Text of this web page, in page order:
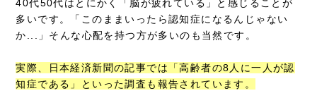
40代50代はとにかく「脳が疲れている」と感じることが
多いです。「このままいったら認知症になるんじゃない
か...」そんな心配を持つ方が多いのも当然です。
実際、日本経済新聞の記事では「高齢者の8人に一人が認
知症である」といった調査も報告されています。